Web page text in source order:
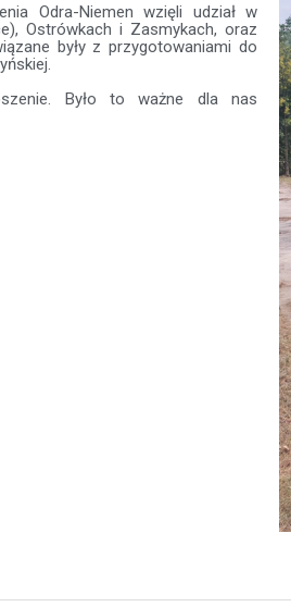
Odra-Niemen wzięli udział w
Ostrówkach i Zasmykach, oraz
były z przygotowaniami do
Było to ważne dla nas